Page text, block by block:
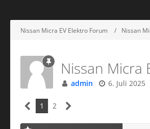
Nissan Micra EV Elektro Forum Nissan
Nissan Micra
admin 6. Juli 2025
1 2